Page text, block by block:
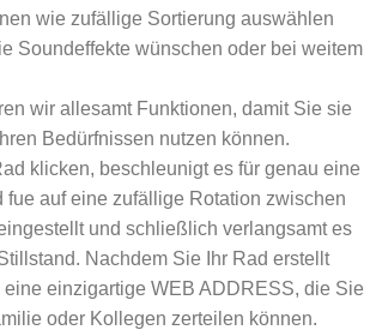
wie zufällige Sortierung auswählen
Soundeffekte wünschen oder bei weitem
wir allesamt Funktionen, damit Sie sie
Bedürfnissen nutzen können.
klicken, beschleunigt es für genau eine
fue auf eine zufällige Rotation zwischen
und schließlich verlangsamt es
Nachdem Sie Ihr Rad erstellt
eine einzigartige WEB ADDRESS, die Sie
oder Kollegen zerteilen können.